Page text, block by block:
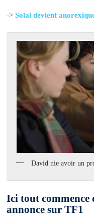
->Solal devient
David nie avoir un
Ici tout commence
annonce sur TF1